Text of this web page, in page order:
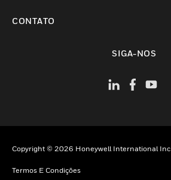
CONTATO
SIGA-NOS
Copyright © 2026 Honeywell International Inc
Termos E Condições